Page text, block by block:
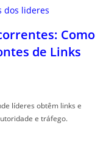
Como
de Links
líderes obtêm links e
e tráfego.